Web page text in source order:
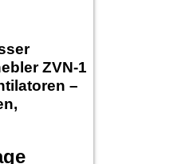
ZVN-1
–